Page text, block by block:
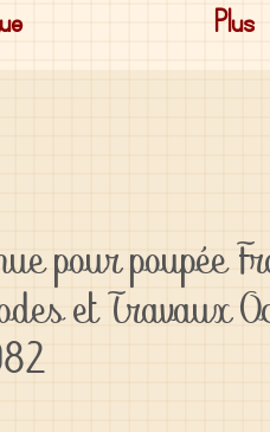
Plus
pour poupée
et Travaux